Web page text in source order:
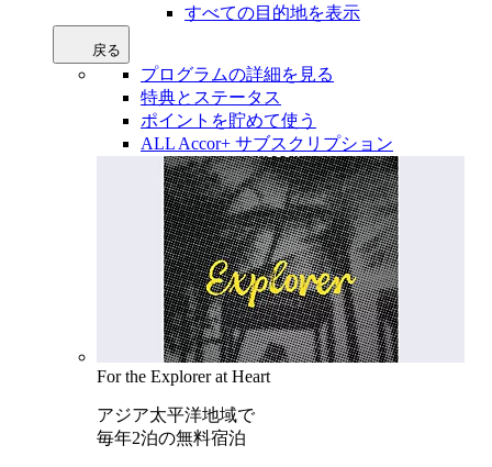
すべての目的地を表示
戻る
プログラムの詳細を見る
特典とステータス
ポイントを貯めて使う
ALL Accor+ サブスクリプション
For the Explorer at Heart
アジア太平洋地域で
毎年2泊の無料宿泊